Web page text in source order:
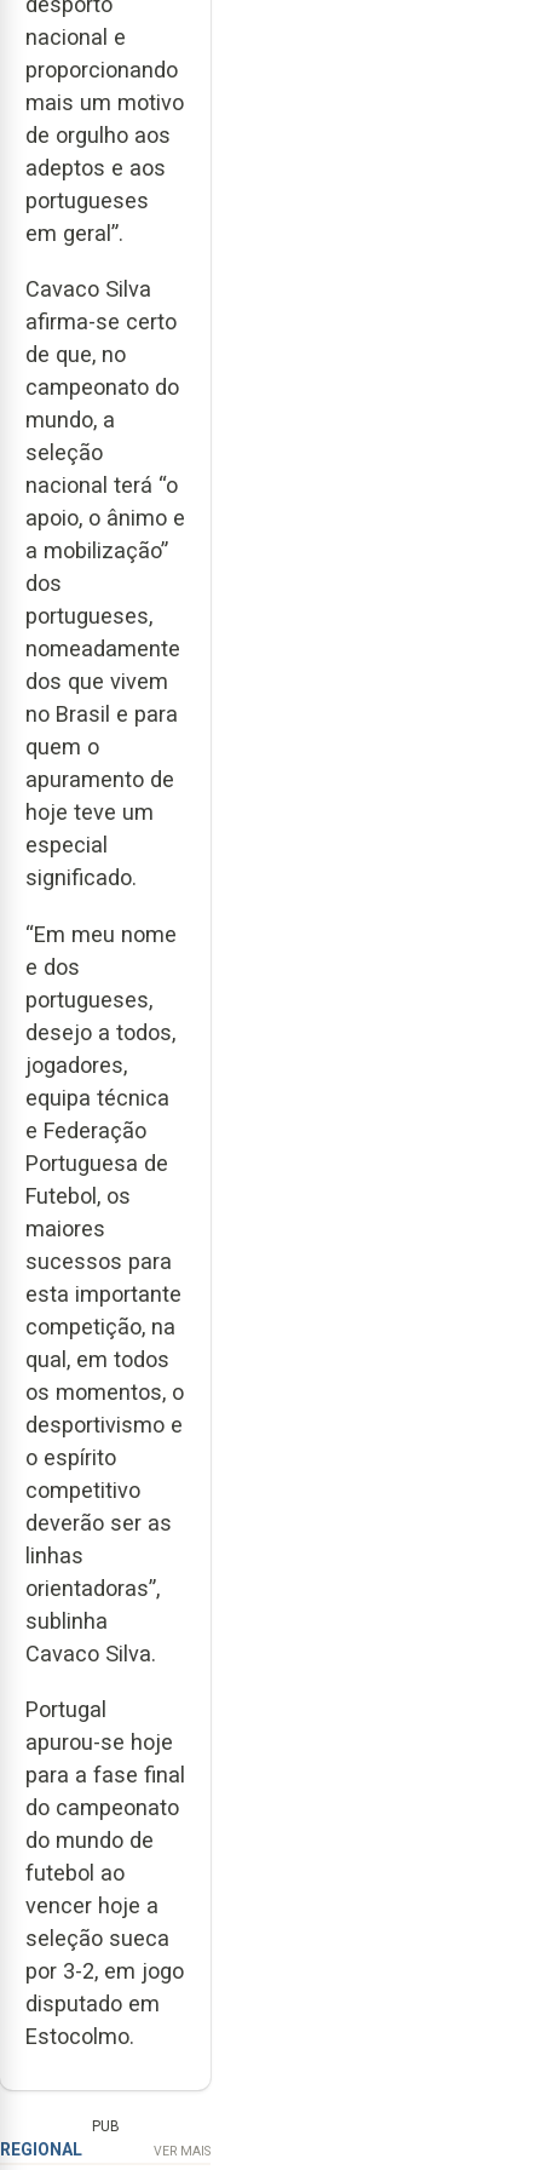
nacional e
proporcionando
mais um motivo
de orgulho aos
adeptos e aos
portugueses
em geral”.
Cavaco Silva
afirma-se certo
de que, no
campeonato do
mundo, a
seleção
nacional terá “o
apoio, o ânimo e
a mobilização”
dos
portugueses,
nomeadamente
dos que vivem
no Brasil e para
quem o
apuramento de
hoje teve um
especial
significado.
“Em meu nome
e dos
portugueses,
desejo a todos,
jogadores,
equipa técnica
e Federação
Portuguesa de
Futebol, os
maiores
sucessos para
esta importante
competição, na
qual, em todos
os momentos, o
desportivismo e
o espírito
competitivo
deverão ser as
linhas
orientadoras”,
sublinha
Cavaco Silva.
Portugal
apurou-se hoje
para a fase final
do campeonato
do mundo de
futebol ao
vencer hoje a
seleção sueca
por 3-2, em jogo
disputado em
Estocolmo.
PUB
REGIONAL VER MAIS